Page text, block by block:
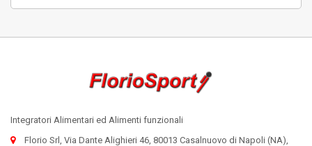
Integratori Alimentari ed Alimenti funzionali
Florio Srl, Via Dante Alighieri 46, 80013 Casalnuovo di Napoli (NA),